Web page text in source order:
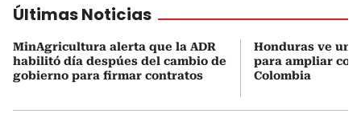
Últimas Noticias
MinAgricultura alerta que la ADR
habilitó día despúes del cambio de
gobierno para firmar contratos
Honduras ve
para ampliar
Colombia